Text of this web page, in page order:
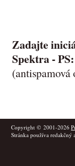
Zadajte
Spektra -PS:
(antispamová
Copyright © 2001-2026
Stránka používa redakčný